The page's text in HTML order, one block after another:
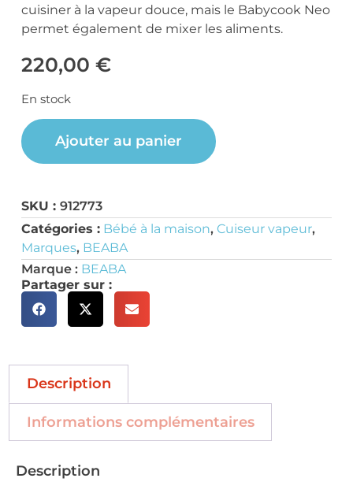
cuisiner à la vapeur douce, mais le Babycook Neo
permet également de mixer les aliments.
220,00 €
En stock
Ajouter au panier
SKU : 912773
Catégories : Bébé à la maison, Cuiseur vapeur,
Marques, BEABA
Marque : BEABA
Partager sur :
Description
Informations complémentaires
Description